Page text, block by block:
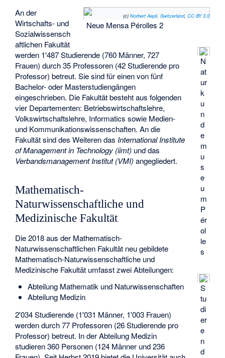
(c) Norbert Aepli, Switzerland, CC BY 3.0
Neue Mensa Pérolles 2
N
at
ur
k
u
n
d
e
m
u
s
e
u
m
P
ér
ol
le
s
S
tu
di
er
e
n
d
An der
Wirtschafts- und
Sozialwissensch
aftlichen Fakultät
werden 1'487 Studierende (760 Männer, 727
Frauen) durch 35 Professoren (42 Studierende pro
Professor) betreut. Sie sind für einen von fünf
Bachelor- oder Masterstudiengängen
eingeschrieben. Die Fakultät besteht aus folgenden
vier Departementen: Betriebswirtschaftslehre,
Volkswirtschaftslehre, Informatics sowie Medien-
und Kommunikationswissenschaften. An die
Fakultät sind des Weiteren dasInternational Institute
of Management in Technology (iimt) und das
Verbandsmanagement Institut (VMI)angegliedert.
Mathematisch-
Naturwissenschaftliche und
Medizinische Fakultät
Die 2018 aus der Mathematisch-
Naturwissenschaftlichen Fakultät neu gebildete
Mathematisch-Naturwissenschaftliche und
Medizinische Fakultät umfasst zwei Abteilungen:
Abteilung Mathematik und Naturwissenschaften
Abteilung Medizin
2'034 Studierende (1'031 Männer, 1'003 Frauen)
werden durch 77 Professoren (26 Studierende pro
Professor) betreut. In der Abteilung Medizin
studieren 360 Personen (124 Männer und 236